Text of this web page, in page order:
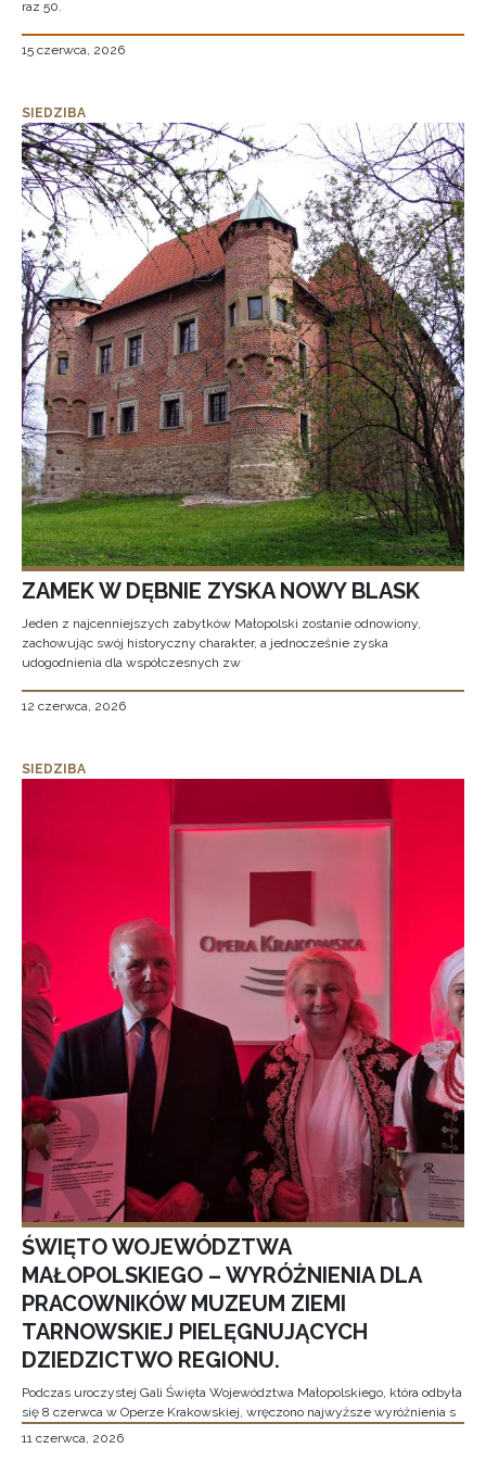
raz 50.
15 czerwca, 2026
SIEDZIBA
ZAMEK W DĘBNIE ZYSKA NOWY BLASK
Jeden z najcenniejszych zabytków Małopolski zostanie odnowiony,
zachowując swój historyczny charakter, a jednocześnie zyska
udogodnienia dla współczesnych zw
12 czerwca, 2026
SIEDZIBA
ŚWIĘTO WOJEWÓDZTWA
MAŁOPOLSKIEGO – WYRÓŻNIENIA DLA
PRACOWNIKÓW MUZEUM ZIEMI
TARNOWSKIEJ PIELĘGNUJĄCYCH
DZIEDZICTWO REGIONU.
Podczas uroczystej Gali Święta Województwa Małopolskiego, która odbyła
się 8 czerwca w Operze Krakowskiej, wręczono najwyższe wyróżnienia s
11 czerwca, 2026